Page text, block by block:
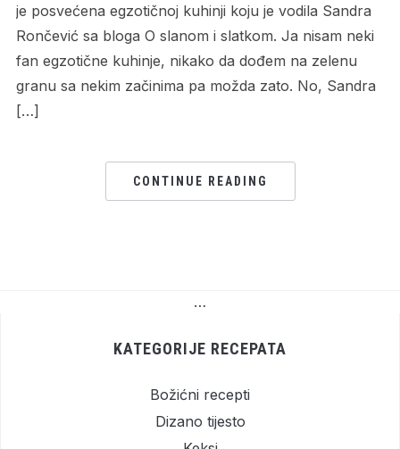
je posvećena egzotičnoj kuhinji koju je vodila Sandra
Rončević sa bloga O slanom i slatkom. Ja nisam neki
fan egzotične kuhinje, nikako da dođem na zelenu
granu sa nekim začinima pa možda zato. No, Sandra
[…]
CONTINUE READING
…
KATEGORIJE RECEPATA
Božićni recepti
Dizano tijesto